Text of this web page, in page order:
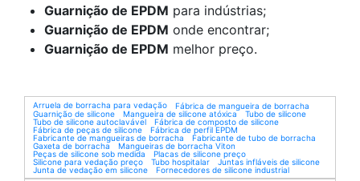
Guarnição de EPDM para indústrias;
Guarnição de EPDM onde encontrar;
Guarnição de EPDM melhor preço.
Arruela de borracha para vedação
Fábrica de mangueira de borracha
Guarnição de silicone
Mangueira de silicone atóxica
Tubo de silicone
Tubo de silicone autoclavável
Fábrica de composto de silicone
Fábrica de peças de silicone
Fábrica de perfil EPDM
Fabricante de mangueiras de borracha
Fabricante de tubo de borracha
Gaxeta de borracha
Mangueiras de borracha Viton
Peças de silicone sob medida
Placas de silicone preço
Silicone para vedação preço
Tubo hospitalar
Juntas infláveis de silicone
Junta de vedação em silicone
Fornecedores de silicone industrial